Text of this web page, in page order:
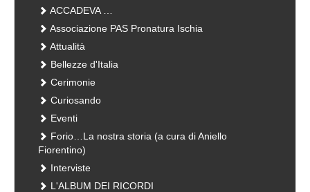
ACCADEVA …
Associazione PAS Pronatura Ischia
Attualità
Bellezze d'Italia
Cerimonie
Curiosando
Eventi
Forio…La nostra storia (a cura di Aniello
Fiorentino)
Interviste
L'ALBUM DEI RICORDI